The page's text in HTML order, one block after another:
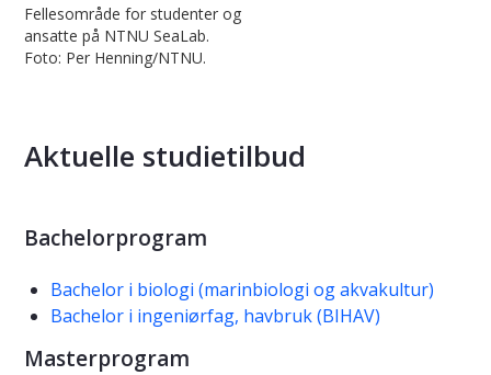
Fellesområde for studenter og
ansatte på NTNU SeaLab.
Foto: Per Henning/NTNU.
Aktuelle studietilbud
Bachelorprogram
Bachelor i biologi (marinbiologi og akvakultur)
Bachelor i ingeniørfag, havbruk (BIHAV)
Masterprogram